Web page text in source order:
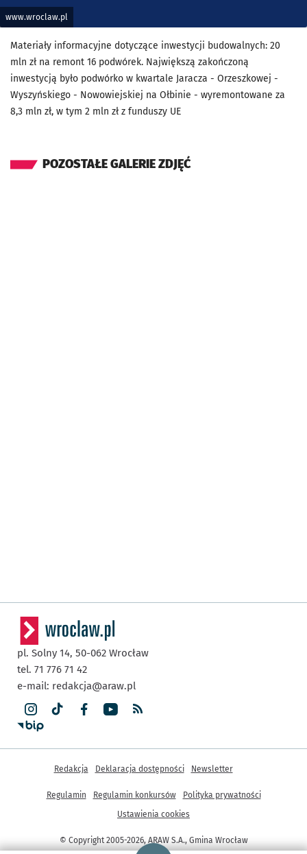
www.wroclaw.pl
Materiały informacyjne dotyczące inwestycji budowalnych: 20
mln zł na remont 16 podwórek. Największą zakończoną
inwestycją było podwórko w kwartale Jaracza - Orzeszkowej -
Wyszyńskiego - Nowowiejskiej na Ołbinie - wyremontowane za
8,3 mln zł, w tym 2 mln zł z funduszy UE
POZOSTAŁE GALERIE ZDJĘĆ
Strona główna - wroclaw.pl
pl. Solny 14, 50-062 Wrocław
tel. 71 776 71 42
e-mail: redakcja@araw.pl
© Copyright 2005-2026, ARAW S.A., Gmina Wrocław
Inne informacje
Redakcja Deklaracja dostępności Newsletter
Regulamin Regulamin konkursów
Polityka prywatności
Ustawienia cookies